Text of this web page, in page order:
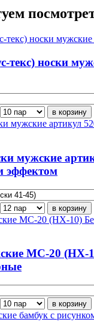
текс) носки
мужские
эффектом
МС-20 (НХ-